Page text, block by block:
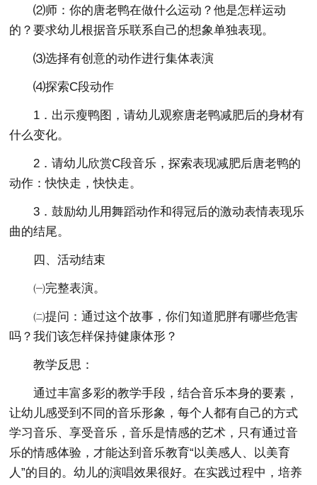
⑵师：你的唐老鸭在做什么运动？他是怎样运动
的？要求幼儿根据音乐联系自己的想象单独表现。
⑶选择有创意的动作进行集体表演
⑷探索C段动作
1．出示瘦鸭图，请幼儿观察唐老鸭减肥后的身材有
什么变化。
2．请幼儿欣赏C段音乐，探索表现减肥后唐老鸭的
动作：快快走，快快走。
3．鼓励幼儿用舞蹈动作和得冠后的激动表情表现乐
曲的结尾。
四、活动结束
㈠完整表演。
㈡提问：通过这个故事，你们知道肥胖有哪些危害
吗？我们该怎样保持健康体形？
教学反思：
通过丰富多彩的教学手段，结合音乐本身的要素，
让幼儿感受到不同的音乐形象，每个人都有自己的方式
学习音乐、享受音乐，音乐是情感的艺术，只有通过音
乐的情感体验，才能达到音乐教育“以美感人、以美育
人”的目的。幼儿的演唱效果很好。在实践过程中，培养